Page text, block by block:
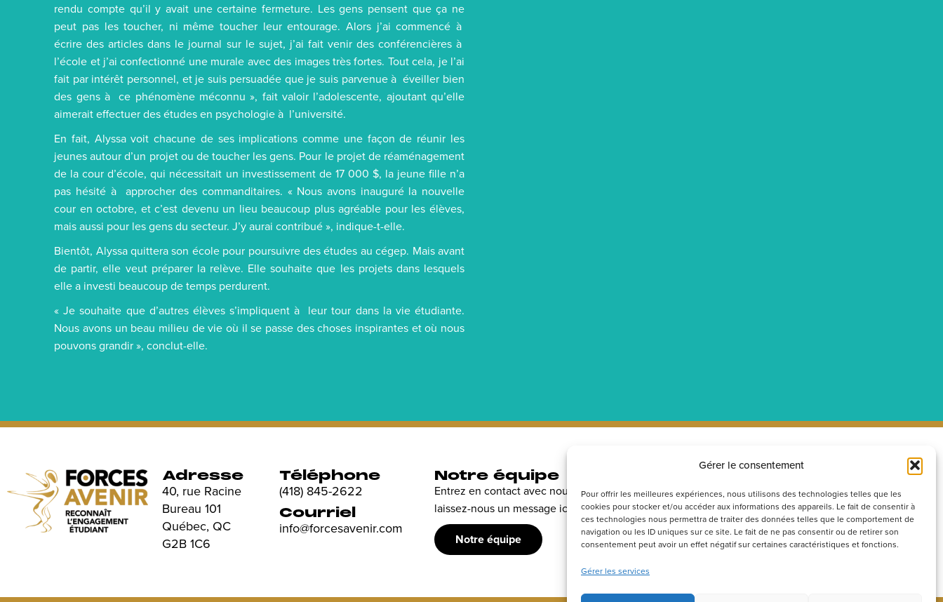
Gérer le consentement
Pour offrir les meilleures expériences, nous utilisons des technologies telles que les
cookies pour stocker et/ou accéder aux informations des appareils. Le fait de consentir à
ces technologies nous permettra de traiter des données telles que le comportement de
navigation ou les ID uniques sur ce site. Le fait de ne pas consentir ou de retirer son
consentement peut avoir un effet négatif sur certaines caractéristiques et fonctions.
Gérer les services
rendu compte qu’il y avait une certaine fermeture. Les gens pensent que ça ne
peut pas les toucher, ni même toucher leur entourage. Alors j’ai commencé à
écrire des articles dans le journal sur le sujet, j’ai fait venir des conférencières à
l’école et j’ai confectionné une murale avec des images très fortes. Tout cela, je l’ai
fait par intérêt personnel, et je suis persuadée que je suis parvenue à éveiller bien
des gens à ce phénomène méconnu », fait valoir l’adolescente, ajoutant qu’elle
aimerait effectuer des études en psychologie à l’université.
En fait, Alyssa voit chacune de ses implications comme une façon de réunir les
jeunes autour d’un projet ou de toucher les gens. Pour le projet de réaménagement
de la cour d’école, qui nécessitait un investissement de 17 000 $, la jeune fille n’a
pas hésité à approcher des commanditaires. « Nous avons inauguré la nouvelle
cour en octobre, et c’est devenu un lieu beaucoup plus agréable pour les élèves,
mais aussi pour les gens du secteur. J’y aurai contribué », indique-t-elle.
Bientôt, Alyssa quittera son école pour poursuivre des études au cégep. Mais avant
de partir, elle veut préparer la relève. Elle souhaite que les projets dans lesquels
elle a investi beaucoup de temps perdurent.
« Je souhaite que d’autres élèves s’impliquent à leur tour dans la vie étudiante.
Nous avons un beau milieu de vie où il se passe des choses inspirantes et où nous
pouvons grandir », conclut-elle.
Adresse
40, rue Racine
Bureau 101
Québec, QC
G2B 1C6
Téléphone
(418) 845-2622
Courriel
info@forcesavenir.com
Notre équipe
Entrez en contact avec nous et
laissez-nous un message ici.
Notre équipe
Découvrez nos offres d’emploi ou
envoyez votre candidature
spontanée
sociaux